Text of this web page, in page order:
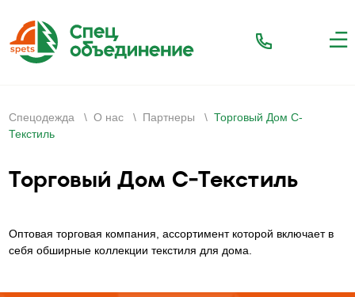
Спецодежда \ О нас \ Партнеры \ Торговый Дом С-
Текстиль
Торговый Дом С-Текстиль
Оптовая торговая компания, ассортимент которой включает в
себя обширные коллекции текстиля для дома.